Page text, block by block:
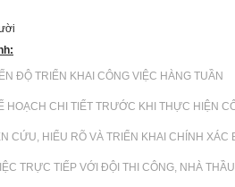
ĐỘ TRIỂN KHAI CÔNG VIỆC HÀNG TUẦN
HOẠCH CHI TIẾT TRƯỚC KHI THỰC HIỆN
CỨU, HIỂU RÕ VÀ TRIỂN KHAI CHÍNH XÁC
TRỰC TIẾP VỚI ĐỘI THI CÔNG, NHÀ